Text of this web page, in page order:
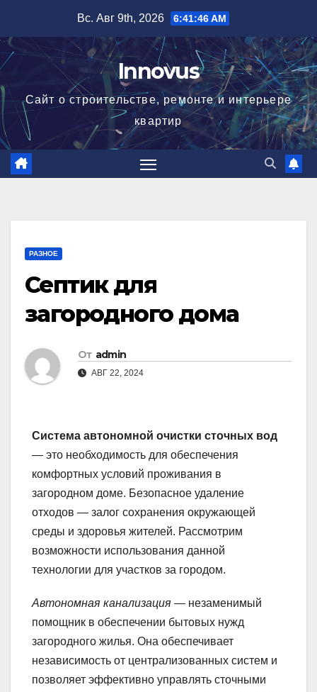
содержимому
Вс. Авг 9th, 2026 6:41:47 AM
Innovus
Сайт о строительстве, ремонте и интерьере
квартир
РАЗНОЕ
Септик для
загородного дома
От admin
АВГ 22, 2024
Система автономной очистки сточных вод
— это необходимость для обеспечения
комфортных условий проживания в
загородном доме. Безопасное удаление
отходов — залог сохранения окружающей
среды и здоровья жителей. Рассмотрим
возможности использования данной
технологии для участков за городом.
Автономная канализация — незаменимый
помощник в обеспечении бытовых нужд
загородного жилья. Она обеспечивает
независимость от централизованных систем и
позволяет эффективно управлять сточными